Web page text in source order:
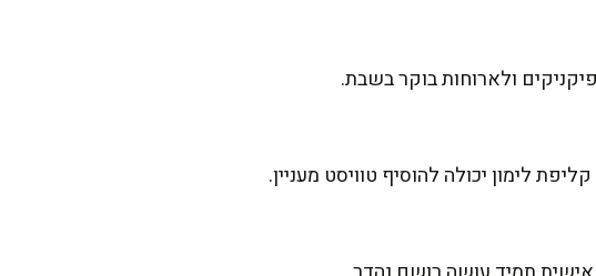
ולארוחות בוקר בשבת.
לימון יכולה להוסיף טוויסט מעניין.